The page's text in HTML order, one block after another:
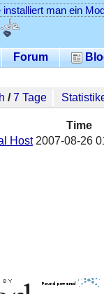
installiert man ein
Forum
/7 Tage
Time
Host 2007-08-26